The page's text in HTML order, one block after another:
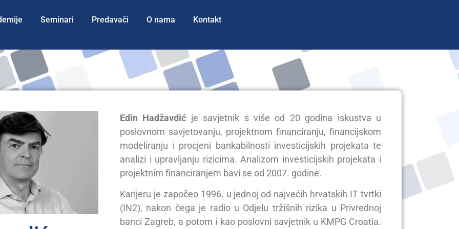
Seminari Predavači O nama Kontakt
Edin Hadžavdić je savjetnik s više od 20 godina iskustva u
poslovnom savjetovanju, projektnom financiranju, financijskom
modeliranju i procjeni bankabilnosti investicijskih projekata te
analizi i upravljanju rizicima. Analizom investicijskih projekata i
projektnim financiranjem bavi se od 2007. godine.
Karijeru je započeo 1996. u jednoj od najvećih hrvatskih IT tvrtki
(IN2), nakon čega je radio u Odjelu tržišnih rizika u Privrednoj
banci Zagreb, a potom i kao poslovni savjetnik u KMPG Croatia.